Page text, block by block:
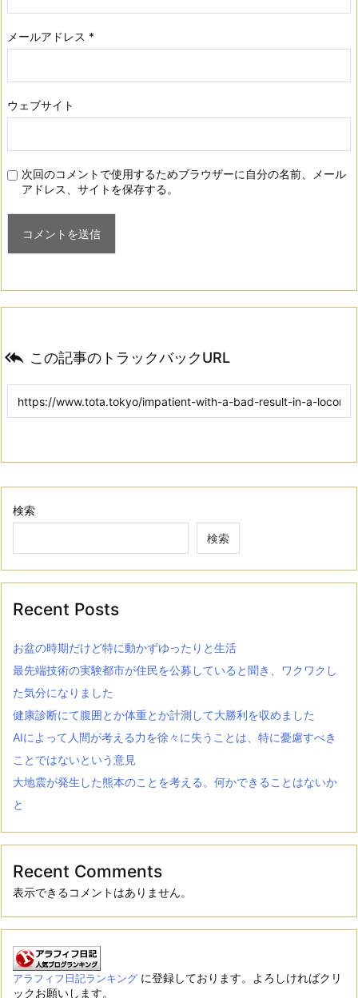
メールアドレス *
ウェブサイト
次回のコメントで使用するためブラウザーに自分の名前、メール
アドレス、サイトを保存する。
 この記事のトラックバックURL
検索
検索
Recent Posts
お盆の時期だけど特に動かずゆったりと生活
最先端技術の実験都市が住民を公募していると聞き、ワクワクし
た気分になりました
健康診断にて腹囲とか体重とか計測して大勝利を収めました
AIによって人間が考える力を徐々に失うことは、特に憂慮すべき
ことではないという意見
大地震が発生した熊本のことを考える。何かできることはないか
と
Recent Comments
表示できるコメントはありません。
アラフィフ日記ランキング に登録しております。よろしければクリ
ックお願いします。